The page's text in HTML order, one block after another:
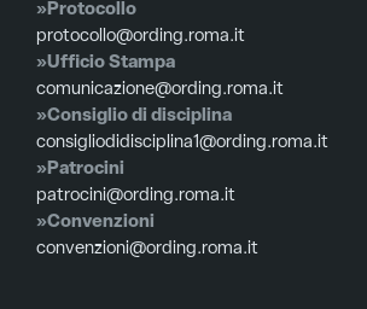
»Protocollo
protocollo@ording.roma.it
»Ufficio Stampa
comunicazione@ording.roma.it
»Consiglio di disciplina
consigliodidisciplina1@ording.roma.it
»Patrocini
patrocini@ording.roma.it
»Convenzioni
convenzioni@ording.roma.it